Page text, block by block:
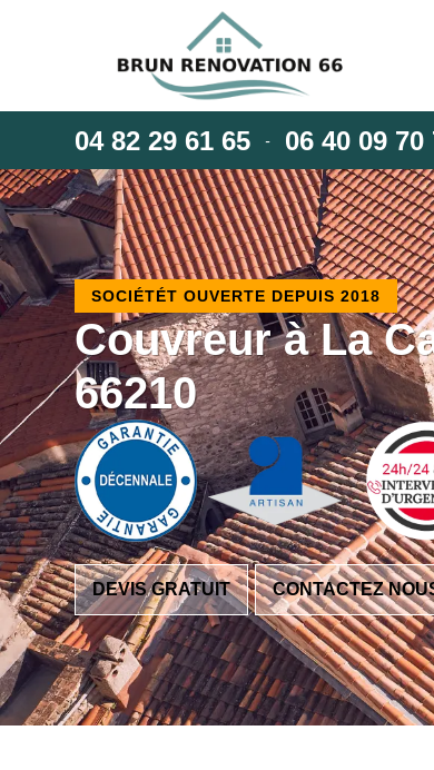
04 82 29 61 65 - 06 40 09 70
SOCIÉTÉT OUVERTE DEPUIS 2018
Couvreur à La
66210
DEVIS GRATUIT CONTACTEZ